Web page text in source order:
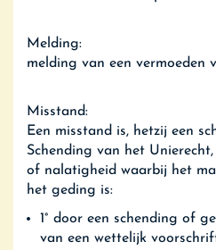
Melding:
melding van een vermoeden
Misstand:
Een misstand is, hetzij een
Schending van het
of nalatigheid waarbij het
het geding is:
1° door een schending of
van een wettelijk